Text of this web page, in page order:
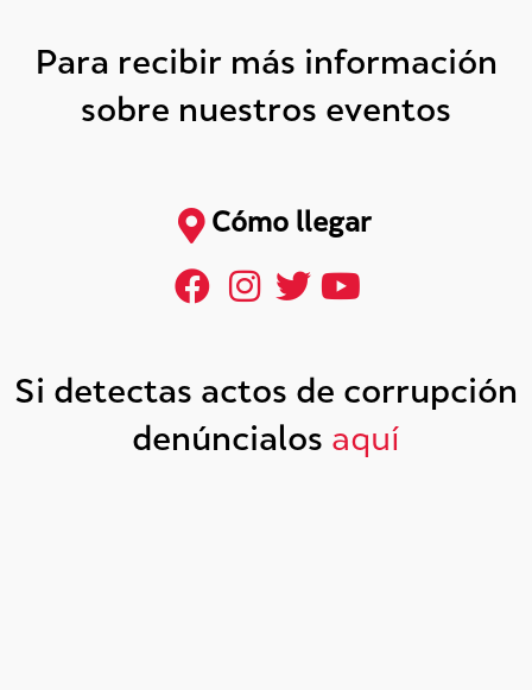
Para recibir más información
sobre nuestros eventos
Cómo llegar
Si detectas actos de corrupción
denúncialos aquí